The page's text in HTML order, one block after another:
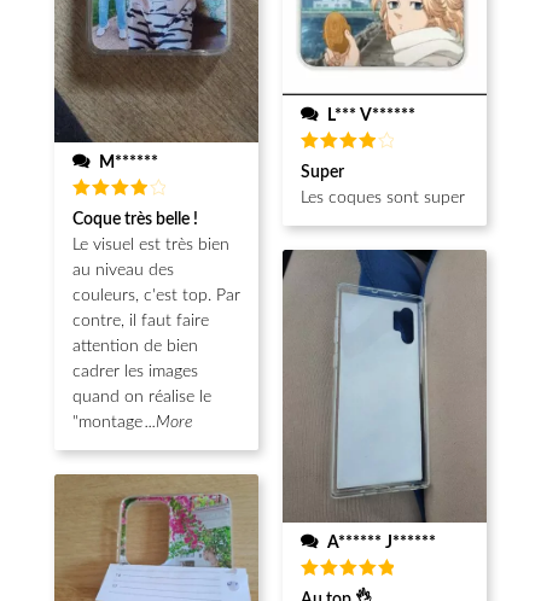
M******
Note4
sur 5
Coque très belle !
Le visuel est très bien
au niveau des
couleurs, c'est top. Par
contre, il faut faire
attention de bien
cadrer les images
quand on réalise le
"montage...More
L*** V******
Note
sur 5
Super
Les coques sont super
A****** J******
Note5